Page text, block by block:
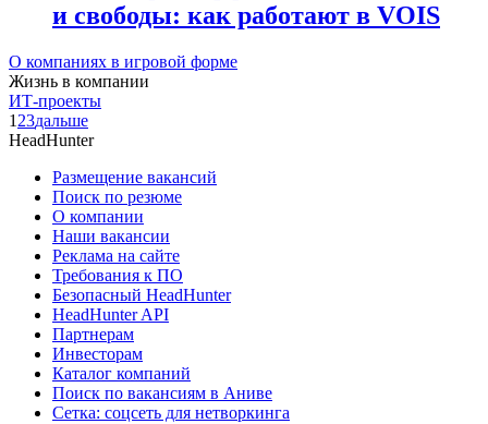
и свободы: как работают в VOIS
О компаниях в игровой форме
Жизнь в компании
ИТ-проекты
1 23дальше
HeadHunter
Размещение вакансий
Поиск по резюме
О компании
Наши вакансии
Реклама на сайте
Требования к ПО
Безопасный HeadHunter
HeadHunter API
Партнерам
Инвесторам
Каталог компаний
Поиск по вакансиям в Аниве
Сетка: соцсеть для нетворкинга